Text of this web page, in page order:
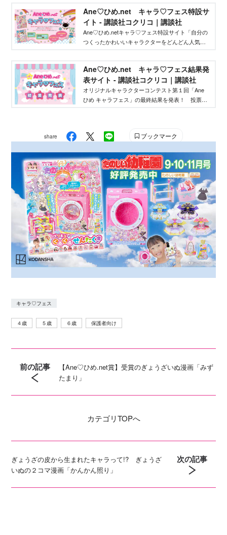
Ane♡ひめ.net キャラ♡フェス特設サ
イト - 講談社コクリコ｜講談社
Ane♡ひめ.netキャラ♡フェス特設サイト「自分の
つくったかわいいキャラクターをどんどん人気者
作りたいクリエイターを応援するイベントです！
Ane♡ひめ.net キャラ♡フェス結果発
表サイト - 講談社コクリコ｜講談社
オリジナルキャラクターコンテスト第１回「Ane
ひめ キャラフェス」の最終結果を発表！ 投票結
share ブックマーク
キャラ♡フェス
４歳 ５歳 ６歳 保護者向け
前の記事
【Ane♡ひめ.net賞】受賞のぎょうざいぬ漫画「みず
たまり」
カテゴリTOPへ
ぎょうざの皮から生まれたキャラって!? ぎょうざ
いぬの２コマ漫画「かんかん照り」
次の記事